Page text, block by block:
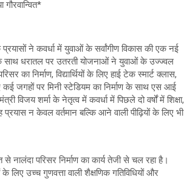
ने कवर्धा में युवाओं के सर्वांगीण विकास की एक नई
के साथ धरातल पर उतरती योजनाओं ने युवाओं के उज्ज्वल
निर्माण, विद्यार्थियों के लिए हाई टेक स्मार्ट क्लास,
कई जगहों पर मिनी स्टेडियम का निर्माण के साथ एस आई
विजय शर्मा के नेतृत्व में कवर्धा में पिछले दो वर्षों में शिक्षा,
न केवल वर्तमान बल्कि आने वाली पीढ़ियों के लिए भी
नालंदा परिसर निर्माण का कार्य तेजी से चल रहा है।
लिए उच्च गुणवत्ता वाली शैक्षणिक गतिविधियों और